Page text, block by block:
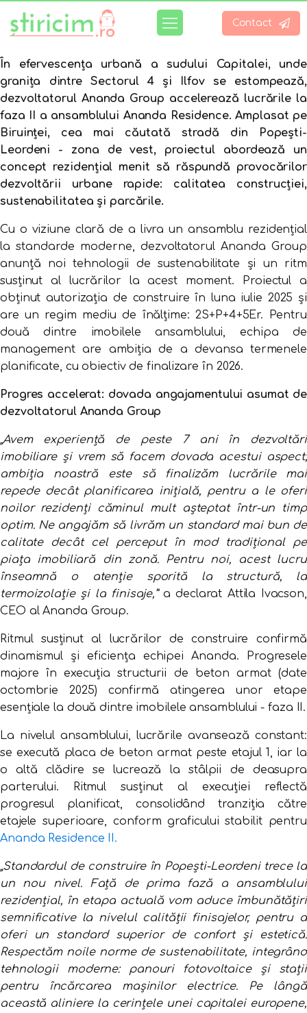
Contact
În efervescența urbană a sudului Capitalei, unde
granița dintre Sectorul 4 și Ilfov se estompează,
dezvoltatorul Ananda Group accelerează lucrările la
faza II a ansamblului Ananda Residence. Amplasat pe
Biruinței, cea mai căutată stradă din Popești-
Leordeni - zona de vest, proiectul abordează un
concept rezidențial menit să răspundă provocărilor
dezvoltării urbane rapide: calitatea construcției,
sustenabilitatea și parcările.
Cu o viziune clară de a livra un ansamblu rezidențial
la standarde moderne, dezvoltatorul Ananda Group
anunță noi tehnologii de sustenabilitate și un ritm
susținut al lucrărilor la acest moment. Proiectul a
obținut autorizația de construire în luna iulie 2025 și
are un regim mediu de înălțime: 2S+P+4+5Er. Pentru
două dintre imobilele ansamblului, echipa de
management are ambiția de a devansa termenele
planificate, cu obiectiv de finalizare în 2026.
Progres accelerat: dovada angajamentului asumat de
dezvoltatorul Ananda Group
„Avem experiență de peste 7 ani în dezvoltări
imobiliare și vrem să facem dovada acestui aspect;
ambiția noastră este să finalizăm lucrările mai
repede decât planificarea inițială, pentru a le oferi
noilor rezidenți căminul mult așteptat într-un timp
optim. Ne angajăm să livrăm un standard mai bun de
calitate decât cel perceput în mod tradițional pe
piața imobiliară din zonă. Pentru noi, acest lucru
înseamnă o atenție sporită la structură, la
termoizolație și la finisaje,”a declarat Attila Ivacson,
CEO al Ananda Group.
Ritmul susținut al lucrărilor de construire confirmă
dinamismul și eficiența echipei Ananda. Progresele
majore în execuția structurii de beton armat (date
octombrie 2025) confirmă atingerea unor etape
esențiale la două dintre imobilele ansamblului - faza II.
La nivelul ansamblului, lucrările avansează constant:
se execută placa de beton armat peste etajul 1, iar la
o altă clădire se lucrează la stâlpii de deasupra
parterului. Ritmul susținut al execuției reflectă
progresul planificat, consolidând tranziția către
etajele superioare, conform graficului stabilit pentru
Ananda Residence II.
„Standardul de construire în Popești-Leordeni trece la
un nou nivel. Față de prima fază a ansamblului
rezidențial, în etapa actuală vom aduce îmbunătățiri
semnificative la nivelul calității finisajelor, pentru a
oferi un standard superior de confort și estetică.
Respectăm noile norme de sustenabilitate, integrând
tehnologii moderne: panouri fotovoltaice și stații
pentru încărcarea mașinilor electrice. Pe lângă
această aliniere la cerințele unei capitalei europene,